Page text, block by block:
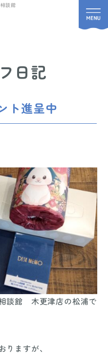
談館
日記
ト進呈中
談館 木更津店の松浦で
りますが、